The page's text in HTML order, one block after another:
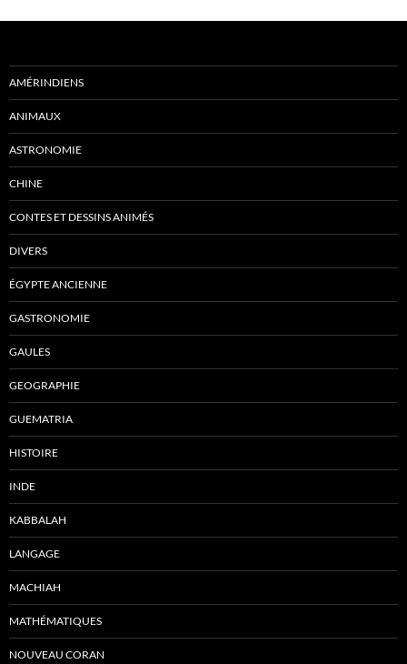
AMÉRINDIENS
ANIMAUX
ASTRONOMIE
CHINE
CONTES ET DESSINS ANIMÉS
DIVERS
ÉGYPTE ANCIENNE
GASTRONOMIE
GAULES
GEOGRAPHIE
GUEMATRIA
HISTOIRE
INDE
KABBALAH
LANGAGE
MACHIAH
MATHÉMATIQUES
NOUVEAU CORAN